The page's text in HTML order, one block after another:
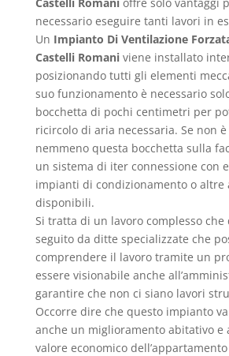
Castelli Romanioffre solo vantaggi
necessario eseguire tanti lavori in
Un Impianto Di Ventilazione
Castelli Romaniviene installato
posizionando tutti gli elementi
suo funzionamento è necessario
bocchetta di pochi centimetri per
ricircolo di aria necessaria. Se non
nemmeno questa bocchetta sulla
un sistema di iter connessione con
impianti di condizionamento o altre
disponibili.
Si tratta di un lavoro complesso che
seguito da ditte specializzate che
comprendere il lavoro tramite un
essere visionabile anche
garantire che non ci siano lavori
Occorre dire che questo impianto
anche un miglioramento abitativo e
valore economico